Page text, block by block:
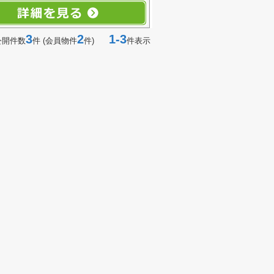
開件数3件 (会員物件2件) 1-3件表示